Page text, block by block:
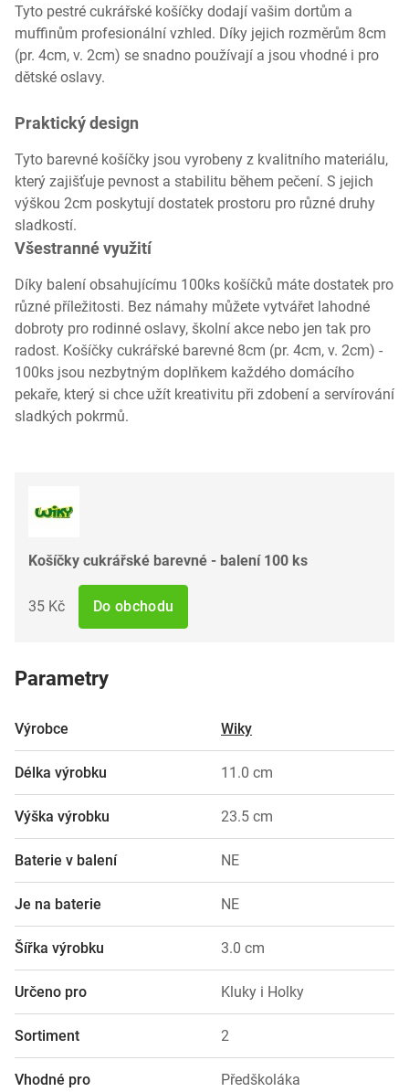
Tyto pestré cukrářské košíčky dodají vašim dortům a
muffinům profesionální vzhled. Díky jejich rozměrům 8cm
(pr. 4cm, v. 2cm) se snadno používají a jsou vhodné i pro
dětské oslavy.
Praktický design
Tyto barevné košíčky jsou vyrobeny z kvalitního materiálu,
který zajišťuje pevnost a stabilitu během pečení. S jejich
výškou 2cm poskytují dostatek prostoru pro různé druhy
sladkostí.
Všestranné využití
Díky balení obsahujícímu 100ks košíčků máte dostatek pro
různé příležitosti. Bez námahy můžete vytvářet lahodné
dobroty pro rodinné oslavy, školní akce nebo jen tak pro
radost. Košíčky cukrářské barevné 8cm (pr. 4cm, v. 2cm) -
100ks jsou nezbytným doplňkem každého domácího
pekaře, který si chce užít kreativitu při zdobení a servírování
sladkých pokrmů.
Košíčky cukrářské barevné - balení 100 ks
35 Kč Do obchodu
Parametry
Výrobce Wiky
Délka výrobku 11.0 cm
Výška výrobku 23.5 cm
Baterie v balení NE
Je na baterie NE
Šířka výrobku 3.0 cm
Určeno pro Kluky i Holky
Sortiment 2
Vhodné pro Předškoláka